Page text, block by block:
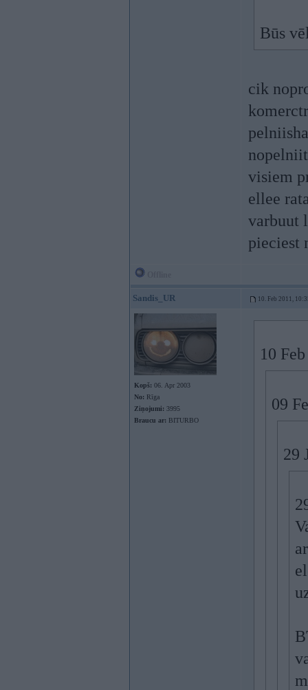
Būs
cik
visiem
ellee
varbuut
pieciest
Sandis_UR 10. Feb 2011,
Kopš: 06. Apr 2003
No: Rīga
Ziņojumi: 3995
Braucu ar: BITURBO
10
09
29